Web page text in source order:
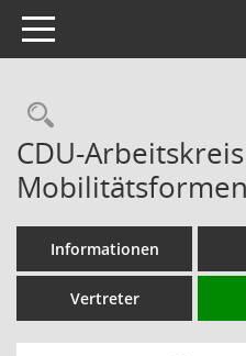
Toggle navigation
CDU-
Informationen
Vertreter